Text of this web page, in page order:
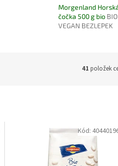
Morgenland
čočka 500 g bio BIO
VEGAN BEZLEPEK
41 položek
Kód: